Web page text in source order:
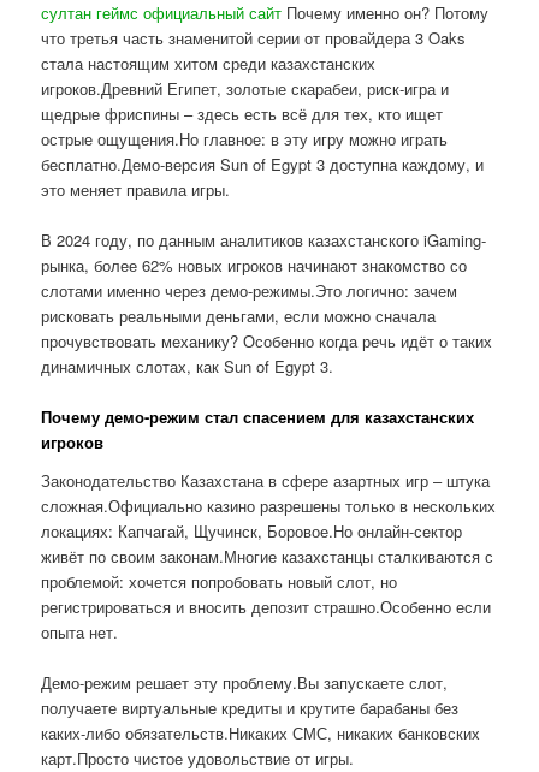
султан геймс официальный сайт Почему именно он? Потому
что третья часть знаменитой серии от провайдера 3 Oaks
стала настоящим хитом среди казахстанских
игроков.Древний Египет, золотые скарабеи, риск-игра и
щедрые фриспины – здесь есть всё для тех, кто ищет
острые ощущения.Но главное: в эту игру можно играть
бесплатно.Демо-версия Sun of Egypt 3 доступна каждому, и
это меняет правила игры.
В 2024 году, по данным аналитиков казахстанского iGaming-
рынка, более 62% новых игроков начинают знакомство со
слотами именно через демо-режимы.Это логично: зачем
рисковать реальными деньгами, если можно сначала
прочувствовать механику? Особенно когда речь идёт о таких
динамичных слотах, как Sun of Egypt 3.
Почему демо-режим стал спасением для казахстанских
игроков
Законодательство Казахстана в сфере азартных игр – штука
сложная.Официально казино разрешены только в нескольких
локациях: Капчагай, Щучинск, Боровое.Но онлайн-сектор
живёт по своим законам.Многие казахстанцы сталкиваются с
проблемой: хочется попробовать новый слот, но
регистрироваться и вносить депозит страшно.Особенно если
опыта нет.
Демо-режим решает эту проблему.Вы запускаете слот,
получаете виртуальные кредиты и крутите барабаны без
каких-либо обязательств.Никаких СМС, никаких банковских
карт.Просто чистое удовольствие от игры.